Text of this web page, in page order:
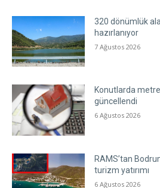
320 dönümlük
hazırlanıyor
7 Ağustos 2026
Konutlarda
güncellendi
6 Ağustos 2026
RAMS’tan
turizm yatırımı
6 Ağustos 2026